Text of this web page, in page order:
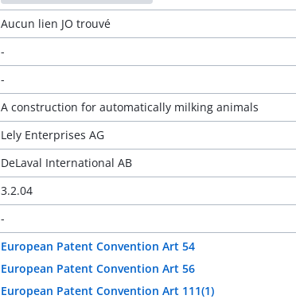
Aucun lien JO trouvé
-
-
A construction for automatically milking animals
Lely Enterprises AG
DeLaval International AB
3.2.04
-
European Patent Convention Art 54
European Patent Convention Art 56
European Patent Convention Art 111(1)